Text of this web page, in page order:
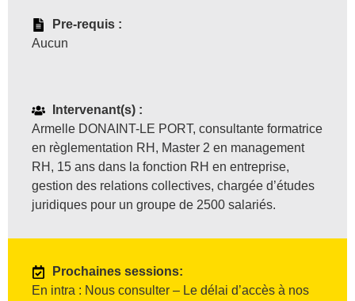
Pre-requis :
Aucun
Intervenant(s) :
Armelle DONAINT-LE PORT, consultante formatrice
en règlementation RH, Master 2 en management
RH, 15 ans dans la fonction RH en entreprise,
gestion des relations collectives, chargée d’études
juridiques pour un groupe de 2500 salariés.
Prochaines sessions:
En intra : Nous consulter – Le délai d’accès à nos